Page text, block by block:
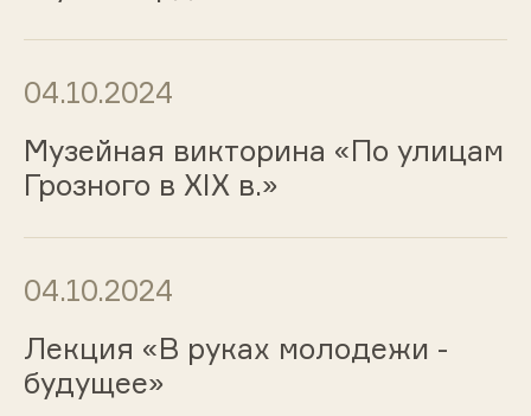
04.10.2024
Музейная викторина «По улицам
Грозного в XIX в.»
04.10.2024
Лекция «В руках молодежи -
будущее»